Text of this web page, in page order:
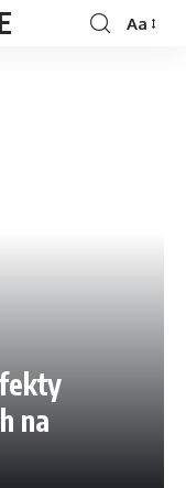
Aa
na